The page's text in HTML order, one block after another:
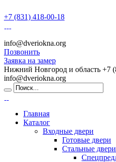
+7 (831) 418-00-18
info@dveriokna.org
Позвонить
Заявка на замер
Нижний Новгород и область +7
info@dveriokna.org
Главная
Каталог
Входные двери
Готовые двери
Стальные